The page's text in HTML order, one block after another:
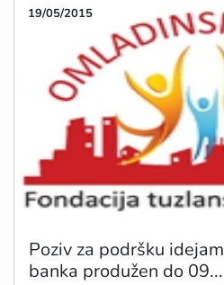
19/05/2015
Poziv za podršku
banka produžen do 09...